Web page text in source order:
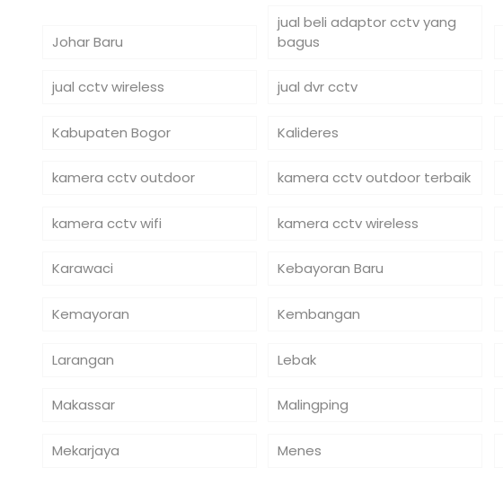
Johar Baru
jual beli adaptor cctv yang
bagus
jual cctv wireless jual dvr cctv
Kabupaten Bogor Kalideres
kamera cctv outdoor kamera cctv outdoor terbaik
kamera cctv wifi kamera cctv wireless
Karawaci Kebayoran Baru
Kemayoran Kembangan
Larangan Lebak
Makassar Malingping
Mekarjaya Menes